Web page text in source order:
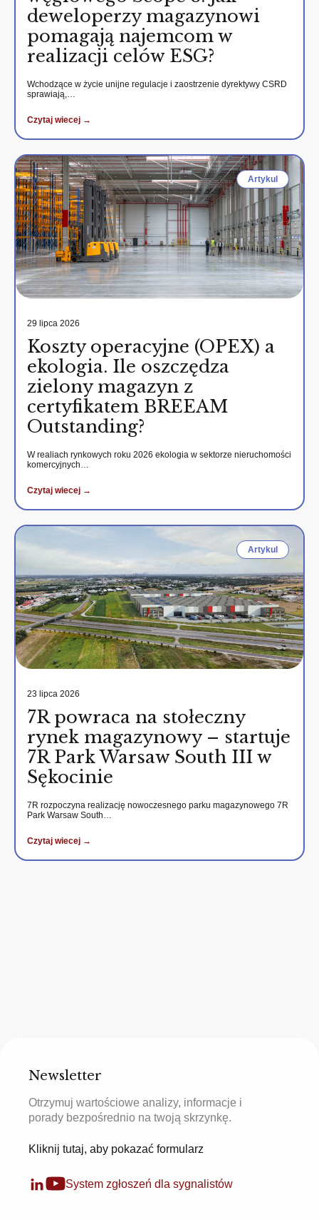
deweloperzy magazynowi
pomagają najemcom w
realizacji celów ESG?
Wchodzące w życie unijne regulacje i zaostrzenie dyrektywy CSRD
sprawiają,…
Czytaj wiecej →
Artykul
29 lipca 2026
Koszty operacyjne (OPEX) a
ekologia. Ile oszczędza
zielony magazyn z
certyfikatem BREEAM
Outstanding?
W realiach rynkowych roku 2026 ekologia w sektorze nieruchomości
komercyjnych…
Czytaj wiecej →
Artykul
23 lipca 2026
7R powraca na stołeczny
rynek magazynowy – startuje
7R Park Warsaw South III w
Sękocinie
7R rozpoczyna realizację nowoczesnego parku magazynowego 7R
Park Warsaw South…
Czytaj wiecej →
Newsletter
Otrzymuj wartościowe analizy, informacje i
porady bezpośrednio na twoją skrzynkę.
Kliknij tutaj, aby pokazać formularz
System zgłoszeń dla sygnalistów